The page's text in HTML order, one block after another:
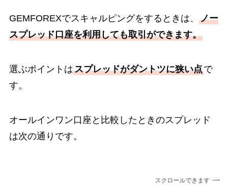
GEMFOREXでスキャルピングをするときは、 ノー
スプレッド口座を利用しても取引ができます。
選ぶポイントはスプレッドがダントツに狭い点で
す。
オールインワン口座と比較したときのスプレッド
は次の通りです。
スクロールできます